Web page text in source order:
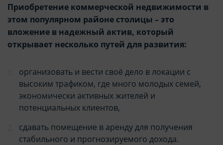
Приобретение коммерческой недвижимости в
этом популярном районе столицы – это
вложение в надежный актив, который
открывает несколько путей для развития:
организовать и вести своё дело в локации с
высоким трафиком, где много молодых семей,
экономически активных жителей и
потенциальных клиентов,
сдавать помещение в аренду для получения
стабильного и прогнозируемого дохода.